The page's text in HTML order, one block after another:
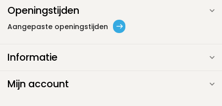
Openingstijden
Aangepaste openingstijden
Informatie
Mijn account